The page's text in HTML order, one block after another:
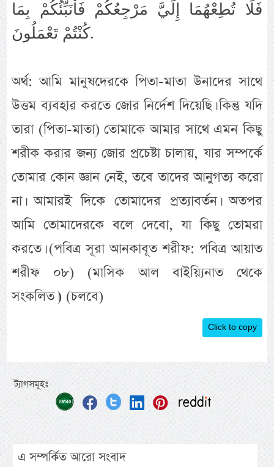
فَلَا تُطِعْهُمَا إِلَيَّ مَرْجِعُكُمْ فَأُنَبِّئُكُمْ بِمَا
كُنْتُمْ تَعْمَلُونَ.
অর্থ: আমি মানুষদেরকে পিতা-মাতা উনাদের সাথে
উত্তম ব্যবহার করতে জোর নির্দেশ দিয়েছি। কিন্তু যদি
তারা (পিতা-মাতা) তোমাকে আমার সাথে এমন কিছু
শরীক করার জন্য জোর প্রচেষ্টা চালায়, যার সম্পর্কে
তোমার কোন জ্ঞান নেই, তবে তাদের আনুগত্য করো
না। আমারই দিকে তোমাদের প্রত্যাবর্তন। অতপর
আমি তোমাদেরকে বলে দেবো, যা কিছু তোমরা
করতে। (পবিত্র সূরা আনকাবূত শরীফ: পবিত্র আয়াত
শরীফ ০৮) (মাসিক আল বাইয়্যিনাত থেকে
সংকলিত।) (চলবে)
Click to copy
ট্যাগসমূহঃ
এ সম্পর্কিত আরো সংবাদ